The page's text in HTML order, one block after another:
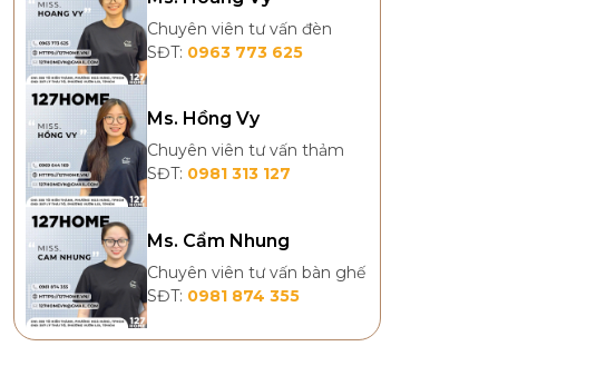
Chuyên viên tư vấn đèn
SĐT: 0963 773 625
Ms. Hồng Vy
Chuyên viên tư vấn thảm
SĐT: 0981 313 127
Ms. Cẩm Nhung
Chuyên viên tư vấn bàn ghế
SĐT: 0981 874 355